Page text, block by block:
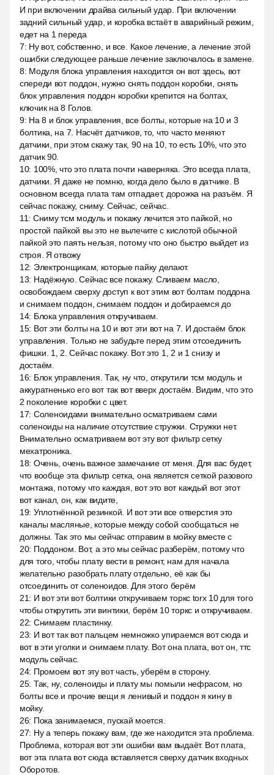
И при включении драйва сильный удар. При включении
задний сильный удар, и коробка встаёт в аварийный режим,
едет на 1 переда
7: Ну вот, собственно, и все. Какое лечение, а лечение этой
ошибки следующее раньше лечение заключалось в замене.
8: Модуля блока управления находится он вот здесь, вот
спереди вот поддон, нужно снять поддон коробки, снять
блок управления поддон коробки крепится на болтах,
ключик на 8 Голов.
9: На 8 и блок управления, все болты, которые на 10 и 3
болтика, на 7. Насчёт датчиков, то, что часто меняют
датчики, при этом скажу так, 90 на 10, то есть 10%, что это
датчик 90.
10: 100%, что это плата почти наверняка. Это всегда плата,
датчики. Я даже не помню, когда дело было в датчике. В
основном всегда плата там отпадает, дорожка на разъём. Я
сейчас покажу, сниму. Сейчас, сейчас.
11: Сниму тсм модуль и покажу лечится это пайкой, но
простой пайкой вы это не вылечите с кислотой обычной
пайкой это паять нельзя, потому что оно быстро выйдет из
строя. Я отвожу
12: Электронщикам, которые пайку делают.
13: Надёжную. Сейчас все покажу. Сливаем масло,
освобождаем сверху доступ к вот этим вот болтам поддона
и снимаем поддон, снимаем поддон и добираемся до
14: Блока управления откручиваем.
15: Вот эти болты на 10 и вот эти вот на 7. И достаём блок
управления. Только не забудьте перед этим отсоединить
фишки. 1, 2. Сейчас покажу. Вот это 1, 2 и 1 снизу и
достаём.
16: Блок управления. Так, ну что, открутили тсм модуль и
аккуратненько его вот так вот вверх достаём. Видим, что это
2 поколение коробки с цвет.
17: Соленоидами внимательно осматриваем сами
соленоиды на наличие отсутствие стружки. Стружки нет.
Внимательно осматриваем вот эту вот фильтр сетку
мехатроника.
18: Очень, очень важное замечание от меня. Для вас будет,
что вообще эта фильтр сетка, она является сеткой разового
монтажа, потому что каждая, вот это вот каждый вот этот
вот канал, он, как видите,
19: Уплотнённой резинкой. И вот эти все отверстия это
каналы масляные, которые между собой сообщаться не
должны. Так это мы сейчас отправим в мойку вместе с
20: Поддоном. Вот, а это мы сейчас разберём, потому что
для того, чтобы плату вести в ремонт, нам для начала
желательно разобрать плату отдельно, её как бы
отсоединить от соленоидов. Для этого берём
21: И вот эти вот болтики откручиваем торкс torx 10 для того
чтобы открутить эти винтики, берём 10 торкс и откручиваем.
22: Снимаем пластинку.
23: И вот так вот пальцем немножко упираемся вот сюда и
вот в эти уголки и снимаем плату. Вот она плата, вот он, ттс
модуль сейчас.
24: Промоем вот эту вот часть, уберём в сторону.
25: Так, ну, соленоиды и плату мы помыли нефрасом, но
болты все и прочие вещи я ленивый и поддон я кину в
мойку.
26: Пока занимаемся, пускай моется.
27: Ну а теперь покажу вам, где же находится эта проблема.
Проблема, которая вот эти ошибки вам выдаёт. Вот плата,
вот эта плата вот сюда вставляется сверху датчик входных
Оборотов.